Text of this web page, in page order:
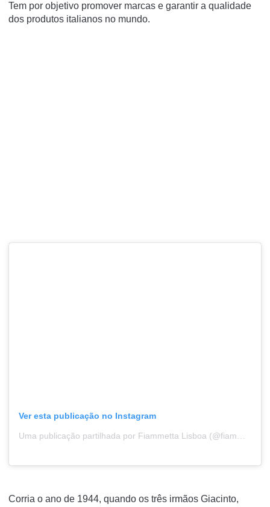
Tem por objetivo promover marcas e garantir a qualidade
dos produtos italianos no mundo.
Ver esta publicação no Instagram
Corria o ano de 1944, quando os três irmãos Giacinto,